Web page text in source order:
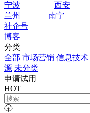
宁波
西安
兰州
南宁
社企号
博客
分类
全部 市场营销 信息技术
源 未分类
申请试用
HOT